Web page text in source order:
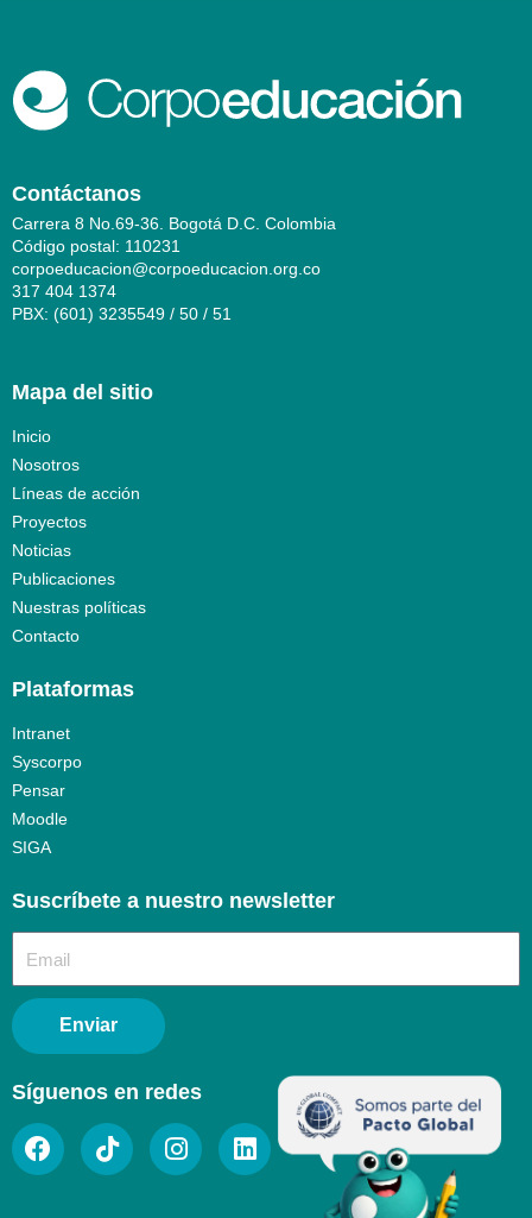
Contáctanos
Carrera 8 No.69-36. Bogotá D.C. Colombia
Código postal: 110231
corpoeducacion@corpoeducacion.org.co
317 404 1374
PBX: (601) 3235549 / 50 / 51
Mapa del sitio
Inicio
Nosotros
Líneas de acción
Proyectos
Noticias
Publicaciones
Nuestras políticas
Contacto
Plataformas
Intranet
Syscorpo
Pensar
Moodle
SIGA
Suscríbete a nuestro newsletter​
Enviar
Síguenos en redes